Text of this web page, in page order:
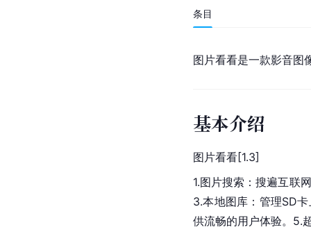
条目
图片看看是一款影音图
基本介绍
图片看看[1.3]
1.图片搜索：搜遍互联
3.本地图库：管理SD
供流畅的用户体验。5.